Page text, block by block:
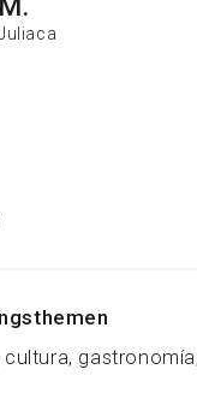
cultura,